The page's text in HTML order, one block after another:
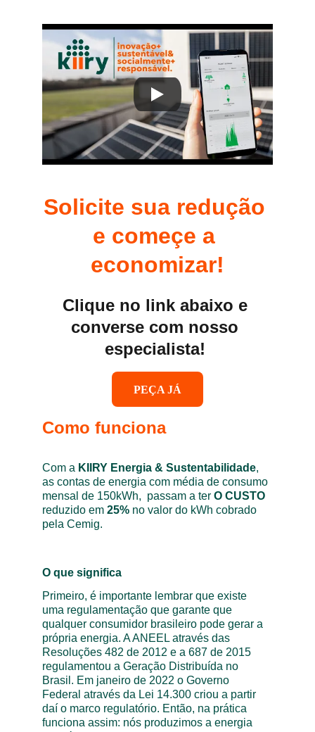
Como funciona
Com a KIIRY Energia & Sustentabilidade,
as contas de energia com média de consumo
mensal de 150kWh,  passam a ter O CUSTO
reduzido em 25% no valor do kWh cobrado
pela Cemig.
O que significa
Primeiro, é importante lembrar que existe
uma regulamentação que garante que
qualquer consumidor brasileiro pode gerar a
própria energia. A ANEEL através das
Resoluções 482 de 2012 e a 687 de 2015
regulamentou a Geração Distribuída no
Brasil. Em janeiro de 2022 o Governo
Federal através da Lei 14.300 criou a partir
daí o marco regulatório. Então, na prática
funciona assim: nós produzimos a energia
Solicite sua redução
e começe a
economizar!
PEÇA JÁ
Clique no link abaixo e
converse com nosso
especialista!